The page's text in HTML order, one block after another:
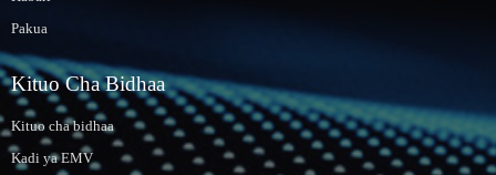
Pakua
Kituo Cha Bidhaa
Kituo cha bidhaa
Kadi ya EMV